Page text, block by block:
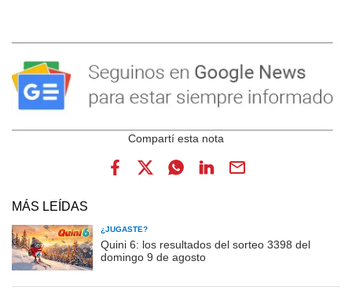
MÁS LEÍDAS
¿JUGASTE?
Quini 6: los resultados del sorteo 3398 del
domingo 9 de agosto